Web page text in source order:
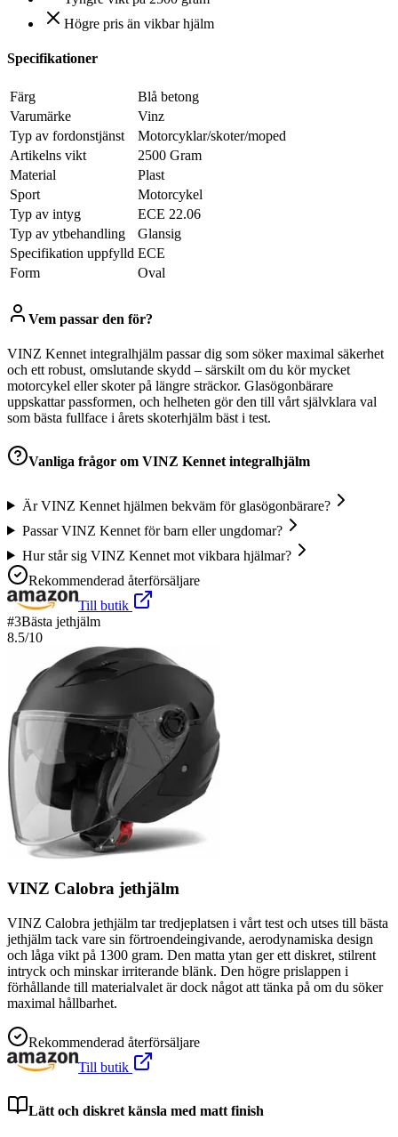
Högre pris än vikbar hjälm
Specifikationer
Färg
Blå betong
Varumärke
Vinz
Typ av fordonstjänst
Motorcyklar/skoter/moped
Artikelns vikt
2500 Gram
Material
Plast
Sport
Motorcykel
Typ av intyg
ECE 22.06
Typ av ytbehandling
Glansig
Specifikation uppfylld ECE
Form
Oval
Vem passar den för?
VINZ Kennet integralhjälm passar dig som söker maximal säkerhet
och ett robust, omslutande skydd – särskilt om du kör mycket
motorcykel eller skoter på längre sträckor. Glasögonbärare
uppskattar passformen, och helheten gör den till vårt självklara val
som bästa fullface i årets skoterhjälm bäst i test.
Vanliga frågor om VINZ Kennet integralhjälm
Är VINZ Kennet hjälmen bekväm för glasögonbärare?
Passar VINZ Kennet för barn eller ungdomar?
Hur står sig VINZ Kennet mot vikbara hjälmar?
Rekommenderad återförsäljare
Till butik
#3Bästa jethjälm
8.5/10
VINZ Calobra jethjälm
VINZ Calobra jethjälm tar tredjeplatsen i vårt test och utses till bästa
jethjälm tack vare sin förtroendeingivande, aerodynamiska design
och låga vikt på 1300 gram. Den matta ytan ger ett diskret, stilrent
intryck och minskar irriterande blänk. Den högre prislappen i
förhållande till materialvalet är dock något att tänka på om du söker
maximal hållbarhet.
Rekommenderad återförsäljare
Till butik
Lätt och diskret känsla med matt finish